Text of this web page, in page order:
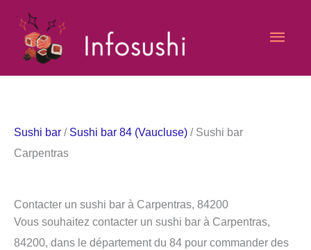
contenu
Sushi bar / Sushi bar 84 (Vaucluse) / Sushi bar
Carpentras
Contacter un sushi bar à Carpentras, 84200
Vous souhaitez contacter un sushi bar à Carpentras,
84200, dans le département du 84 pour commander des